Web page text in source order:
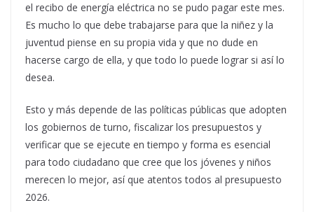
el recibo de energía eléctrica no se pudo pagar este mes.
Es mucho lo que debe trabajarse para que la niñez y la
juventud piense en su propia vida y que no dude en
hacerse cargo de ella, y que todo lo puede lograr si así lo
desea.
Esto y más depende de las políticas públicas que adopten
los gobiernos de turno, fiscalizar los presupuestos y
verificar que se ejecute en tiempo y forma es esencial
para todo ciudadano que cree que los jóvenes y niños
merecen lo mejor, así que atentos todos al presupuesto
2026.